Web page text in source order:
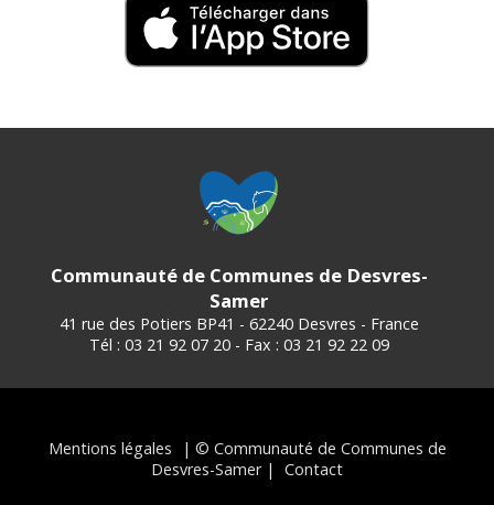
Communauté de Communes de Desvres-
Samer
41 rue des Potiers BP41 - 62240 Desvres - France
Tél : 03 21 92 07 20 - Fax : 03 21 92 22 09
Mentions légales
| © Communauté de Communes de
Desvres-Samer |
Contact